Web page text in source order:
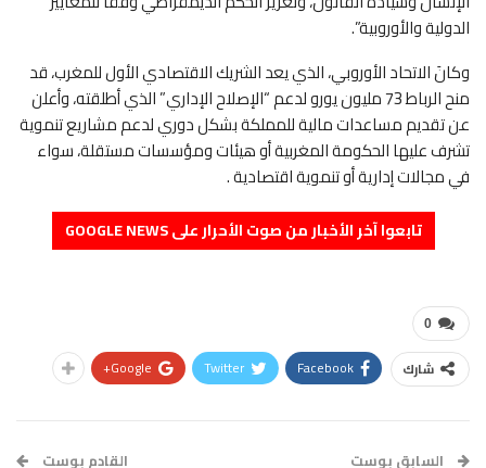
الدولية والأوروبية”.
وكانَ الاتحاد الأوروبي، الذي يعد الشريك الاقتصادي الأول للمغرب، قد
منح الرباط 73 مليون يورو لدعم “الإصلاح الإداري” الذي أطلقته، وأعلن
عن تقديم مساعدات مالية للمملكة بشكل دوري لدعم مشاريع تنموية
تشرف عليها الحكومة المغربية أو هيئات ومؤسسات مستقلة، سواء
في مجالات إدارية أو تنموية اقتصادية .
تابعوا آخر الأخبار من صوت الأحرار على GOOGLE NEWS
0
شارك Facebook
Twitter
Google+
السابق بوست القادم بوست